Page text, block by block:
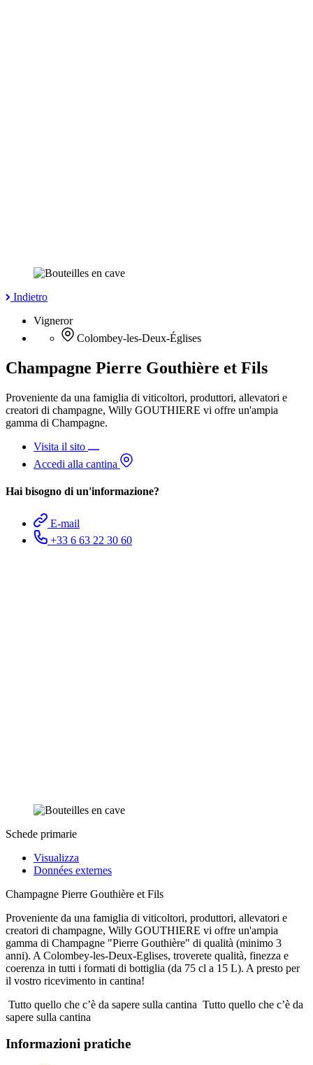
Indietro
Vigneror
Colombey-les-Deux-Églises
Champagne Pierre Gouthière et Fils
Proveniente da una famiglia di viticoltori, produttori, allevatori e
creatori di champagne, Willy GOUTHIERE vi offre un'ampia
gamma di Champagne.
Visita il sito
Accedi alla cantina
Hai bisogno di un'informazione?
E-mail
+33 6 63 22 30 60
Schede primarie
Visualizza
Données externes
Champagne Pierre Gouthière et Fils
Proveniente da una famiglia di viticoltori, produttori, allevatori e
creatori di champagne, Willy GOUTHIERE vi offre un'ampia
gamma di Champagne "Pierre Gouthière" di qualità (minimo 3
anni). A Colombey-les-Deux-Eglises, troverete qualità, finezza e
coerenza in tutti i formati di bottiglia (da 75 cl a 15 L). A presto per
il vostro ricevimento in cantina!
Tutto quello che c’è da sapere sulla cantina Tutto quello che c’è da
sapere sulla cantina
Informazioni pratiche